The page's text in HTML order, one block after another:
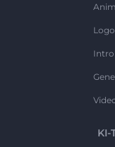
Intro
KI-